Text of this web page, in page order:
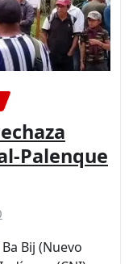
Palenque
Bij (Nuevo